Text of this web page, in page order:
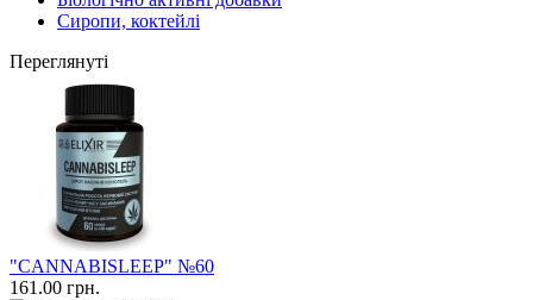
Сиропи, коктейлі
Переглянуті
"CANNABISLEEP" №60
161.00 грн.